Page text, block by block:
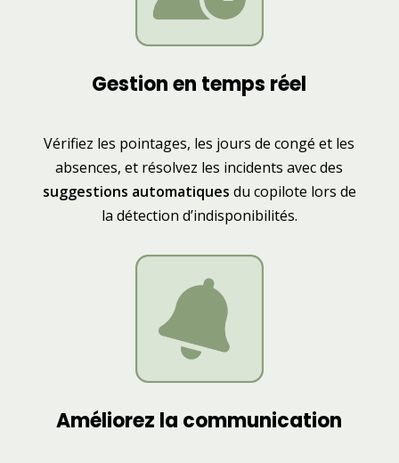
Gestion en temps réel
Vérifiez les pointages, les jours de congé et les
absences, et résolvez les incidents avec des
suggestions automatiques du copilote lors de
la détection d’indisponibilités.
Améliorez la communication